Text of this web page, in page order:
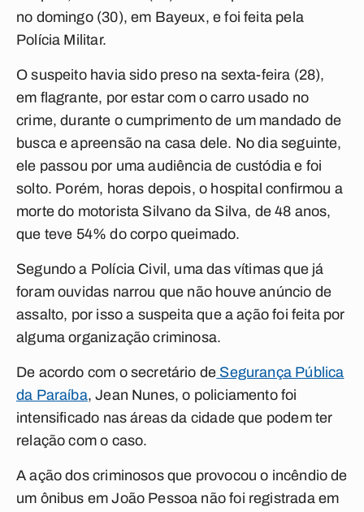
no domingo (30), em Bayeux, e foi feita pela
Polícia Militar.
O suspeito havia sido preso na sexta-feira (28),
em flagrante, por estar com o carro usado no
crime, durante o cumprimento de um mandado de
busca e apreensão na casa dele. No dia seguinte,
ele passou por uma audiência de custódia e foi
solto. Porém, horas depois, o hospital confirmou a
morte do motorista Silvano da Silva, de 48 anos,
que teve 54% do corpo queimado.
Segundo a Polícia Civil, uma das vítimas que já
foram ouvidas narrou que não houve anúncio de
assalto, por isso a suspeita que a ação foi feita por
alguma organização criminosa.
De acordo com o secretário de Segurança Pública
da Paraíba, Jean Nunes, o policiamento foi
intensificado nas áreas da cidade que podem ter
relação com o caso.
A ação dos criminosos que provocou o incêndio de
um ônibus em João Pessoa não foi registrada em